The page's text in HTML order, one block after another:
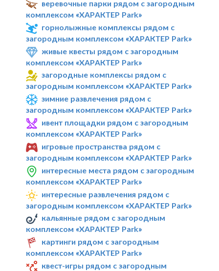
веревочные парки рядом с загородным
комплексом «ХАРАКТЕР Park»
горнолыжные комплексы рядом с
загородным комплексом «ХАРАКТЕР Park»
живые квесты рядом с загородным
комплексом «ХАРАКТЕР Park»
загородные комплексы рядом с
загородным комплексом «ХАРАКТЕР Park»
зимние развлечения рядом с
загородным комплексом «ХАРАКТЕР Park»
ивент площадки рядом с загородным
комплексом «ХАРАКТЕР Park»
игровые пространства рядом с
загородным комплексом «ХАРАКТЕР Park»
интересные места рядом с загородным
комплексом «ХАРАКТЕР Park»
интересные развлечения рядом с
загородным комплексом «ХАРАКТЕР Park»
кальянные рядом с загородным
комплексом «ХАРАКТЕР Park»
картинги рядом с загородным
комплексом «ХАРАКТЕР Park»
квест-игры рядом с загородным